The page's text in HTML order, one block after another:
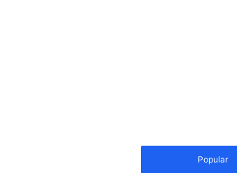
Popular